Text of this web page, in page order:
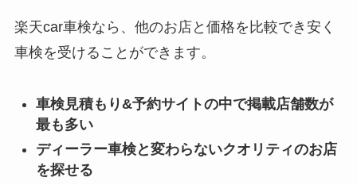
楽天car車検なら、他のお店と価格を比較でき安く
車検を受けることができます。
車検見積もり&予約サイトの中で掲載店舗数が
最も多い
ディーラー車検と変わらないクオリティのお店
を探せる